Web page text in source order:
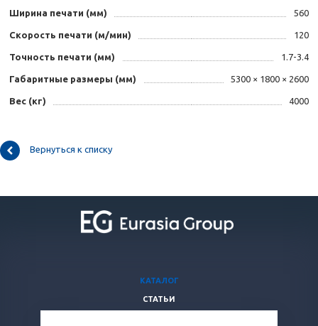
Ширина печати (мм) 560
Скорость печати (м/мин) 120
Точность печати (мм) 1.7-3.4
Габаритные размеры (мм) 5300 × 1800 × 2600
Вес (кг) 4000
Вернуться к списку
КАТАЛОГ
СТАТЬИ